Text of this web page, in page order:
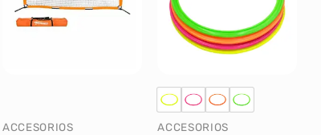
ACCESORIOS ACCESORIOS